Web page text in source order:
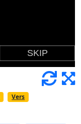
Vers